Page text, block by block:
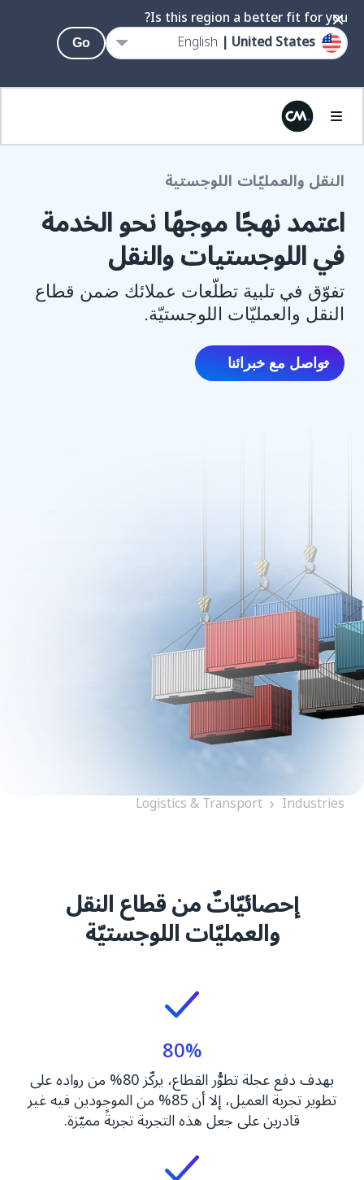
النقل والعمليّات اللوجستية
اعتمد نهجًا موجهًا نحو الخدمة
في اللوجستيات والنقل
تفوّق في تلبية تطلّعات عملائك ضمن قطاع
النقل والعمليّات اللوجستيّة.
تواصل مع خبرائنا
Industries
Logistics & Transport
إحصائيّاتٌ من قطاع النقل
والعمليّات اللوجستيّة
80%
بهدف دفع عجلة تطوُّر القطاع، يركّز 80% من رواده على
تطوير تجربة العميل، إلا أن 85% من الموجودين فيه غير
قادرين على جعل هذه التجربة تجربةً مميّزة.
Is this region a better fit for you?
United States |
English
Go